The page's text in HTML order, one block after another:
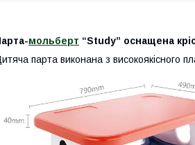
мольберт “Study” оснащена
парта виконана з високоякісного